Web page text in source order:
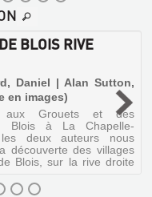
BLOIS RIVE
Daniel | Alan Sutton,
en images)
aux Grouets et des
Blois à La Chapelle-
les deux auteurs nous
découverte des villages
Blois, sur la rive droite